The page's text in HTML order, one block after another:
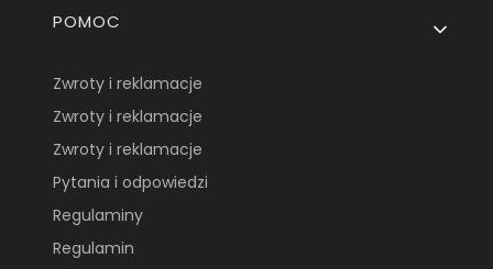
Linki w stopce
POMOC
Zwroty i reklamacje
Zwroty i reklamacje
Zwroty i reklamacje
Pytania i odpowiedzi
Regulaminy
Regulamin